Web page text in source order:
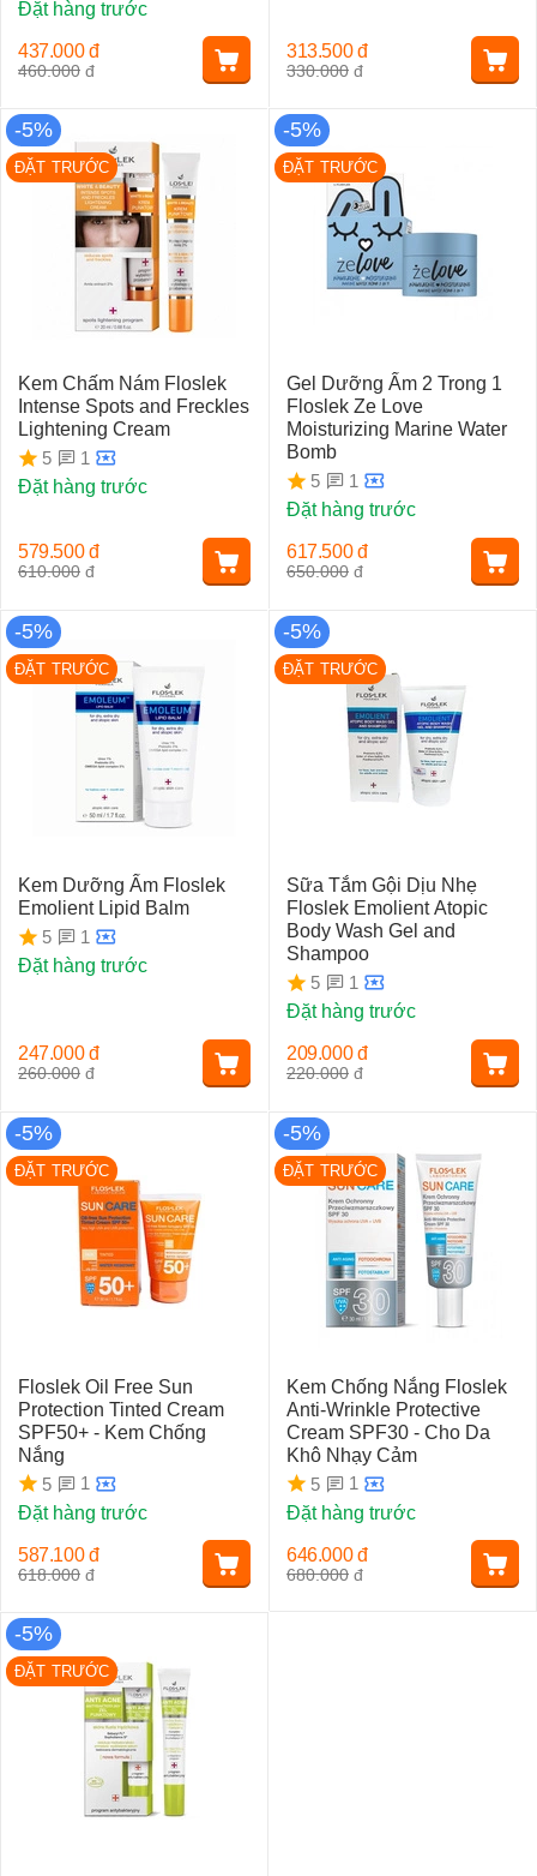
Đặt hàng trước
460.000 đ
437.000 đ
330.000 đ
313.500 đ
-5%
ĐẶT TRƯỚC
Kem Chấm Nám Floslek
Intense Spots and Freckles
Lightening Cream
5
1
Đặt hàng trước
610.000 đ
579.500 đ
-5%
ĐẶT TRƯỚC
Gel Dưỡng Ẩm 2 Trong 1
Floslek Ze Love
Moisturizing Marine Water
Bomb
5
1
Đặt hàng trước
650.000 đ
617.500 đ
-5%
ĐẶT TRƯỚC
Kem Dưỡng Ẩm Floslek
Emolient Lipid Balm
5
1
Đặt hàng trước
260.000 đ
247.000 đ
-5%
ĐẶT TRƯỚC
Sữa Tắm Gội Dịu Nhẹ
Floslek Emolient Atopic
Body Wash Gel and
Shampoo
5
1
Đặt hàng trước
220.000 đ
209.000 đ
-5%
ĐẶT TRƯỚC
Floslek Oil Free Sun
Protection Tinted Cream
SPF50+ - Kem Chống
Nắng
5
1
Đặt hàng trước
618.000 đ
587.100 đ
-5%
ĐẶT TRƯỚC
Kem Chống Nắng Floslek
Anti-Wrinkle Protective
Cream SPF30 - Cho Da
Khô Nhạy Cảm
5
1
Đặt hàng trước
680.000 đ
646.000 đ
-5%
ĐẶT TRƯỚC